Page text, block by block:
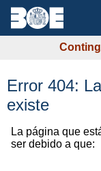
Error 404:
existe
La página que
ser debido a que: